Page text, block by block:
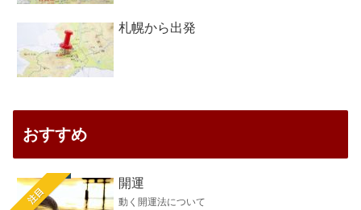
札幌から出発
おすすめ
注目
開運
動く開運法について